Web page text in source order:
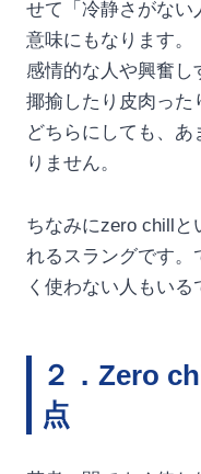
せて「冷静さがない
意味にもなります。
感情的な人や興奮し
揶揄したり皮肉った
どちらにしても、
りません。
ちなみにzero chillと
れるスラングです。
く使わない人もいる
２．Zero
点